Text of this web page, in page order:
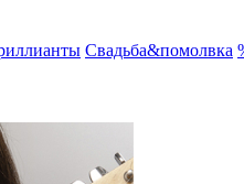
Свадьба&помолвка